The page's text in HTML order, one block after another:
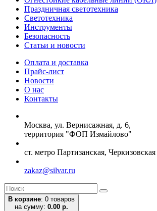
Праздничная светотехника
Светотехника
Инструменты
Безопасность
Статьи и новости
Оплата и доставка
Прайс-лист
Новости
О нас
Контакты
Москва, ул. Вернисажная, д. 6,
территория "ФОП Измайлово"
ст. метро Партизанская, Черкизовская
zakaz@silvar.ru
В корзине: 0 товаров
на сумму: 0.00 р.